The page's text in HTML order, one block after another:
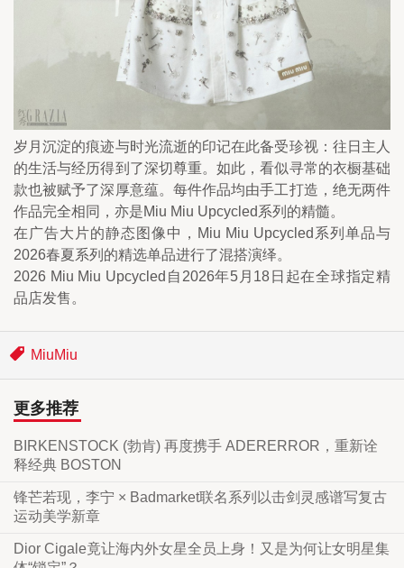
岁月沉淀的痕迹与时光流逝的印记在此备受珍视：往日主人
的生活与经历得到了深切尊重。如此，看似寻常的衣橱基础
款也被赋予了深厚意蕴。每件作品均由手工打造，绝无两件
作品完全相同，亦是Miu Miu Upcycled系列的精髓。
在广告大片的静态图像中，Miu Miu Upcycled系列单品与
2026春夏系列的精选单品进行了混搭演绎。
2026 Miu Miu Upcycled自2026年5月18日起在全球指定精
品店发售。
MiuMiu
更多推荐
BIRKENSTOCK (勃肯) 再度携手 ADERERROR，重新诠
释经典 BOSTON
锋芒若现，李宁 × Badmarket联名系列以击剑灵感谱写复古
运动美学新章
Dior Cigale竟让海内外女星全员上身！又是为何让女明星集